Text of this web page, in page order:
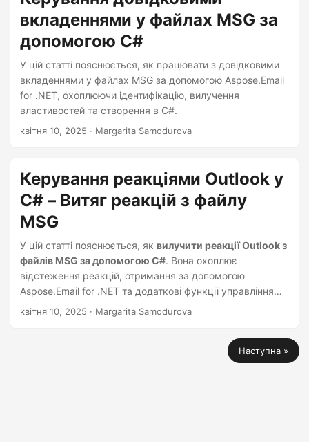
вкладеннями у файлах MSG за
допомогою C#
У цій статті пояснюється, як працювати з довідковими
вкладеннями у файлах MSG за допомогою Aspose.Email
for .NET, охоплюючи ідентифікацію, вилучення
властивостей та створення в C#.
квітня 10, 2025 · Margarita Samodurova
Керування реакціями Outlook у
C# – Витяг реакцій з файлу
MSG
У цій статті пояснюється, як вилучити реакції Outlook з
файлів MSG за допомогою C#. Вона охоплює
відстеження реакцій, отримання за допомогою
Aspose.Email for .NET та додаткові функції управління
електронною поштою.
квітня 10, 2025 · Margarita Samodurova
Наступна »